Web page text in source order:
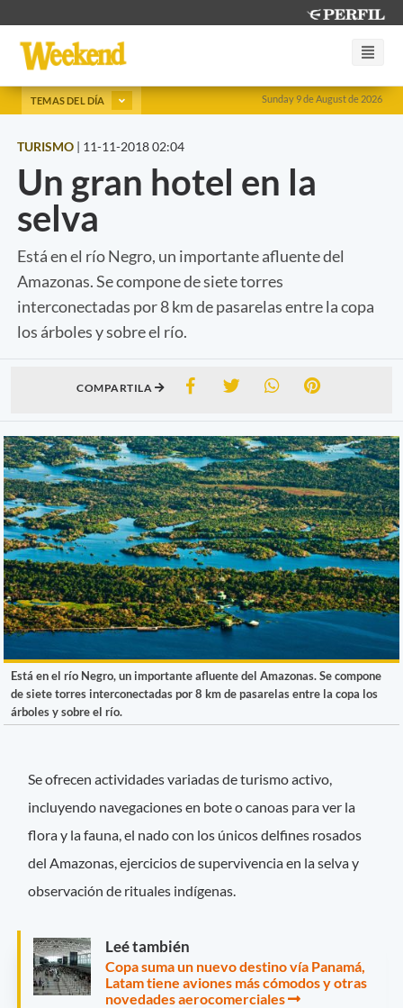
Sunday 9 de August de 2026
TEMAS DEL DÍA
TURISMO | 11-11-2018 02:04
Un gran hotel en la
selva
Está en el río Negro, un importante afluente del
Amazonas. Se compone de siete torres
interconectadas por 8 km de pasarelas entre la copa
los árboles y sobre el río.
COMPARTILA
Está en el río Negro, un importante afluente del Amazonas. Se compone
de siete torres interconectadas por 8 km de pasarelas entre la copa los
árboles y sobre el río.
Se ofrecen actividades variadas de turismo activo,
incluyendo navegaciones en bote o canoas para ver la
flora y la fauna, el nado con los únicos delfines rosados
del Amazonas, ejercicios de supervivencia en la selva y
observación de rituales indígenas.
Leé también
Copa suma un nuevo destino vía Panamá,
Latam tiene aviones más cómodos y otras
novedades aerocomerciales